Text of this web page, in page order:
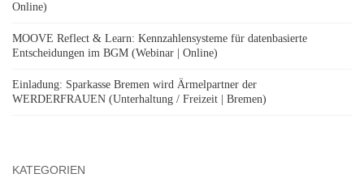
Online)
MOOVE Reflect & Learn: Kennzahlensysteme für datenbasierte
Entscheidungen im BGM (Webinar | Online)
Einladung: Sparkasse Bremen wird Ärmelpartner der
WERDERFRAUEN (Unterhaltung / Freizeit | Bremen)
KATEGORIEN